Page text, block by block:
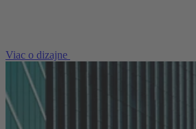
Viac o dizajne